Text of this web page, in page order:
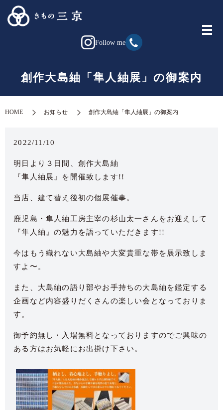
Follow me
創作大島紬「隼人紬展」の御案内
HOME お知らせ 創作大島紬「隼人紬展」の御案内
2022/11/10
明日より３日間、創作大島紬
『隼人紬展』を開催致します!!
当店、建て替え後初の個展催事。
鹿児島・隼人紬工房主宰の杉山太一さんをお迎えして
『隼人紬』の魅力を語っていただきます!!
今はもう織れない大島紬や大変貴重な帯を展示致しま
すよ〜。
また、大島紬の語り部やお手持ちの大島紬を鑑定する
企画など内容盛りだくさんの楽しい会となっておりま
す。
御予約無し・入場無料となっておりますのでご興味の
ある方はお気軽にお出掛け下さい。